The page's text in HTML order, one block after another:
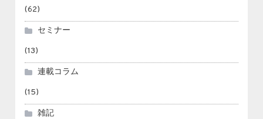
(62)
セミナー
(13)
連載コラム
(15)
雑記